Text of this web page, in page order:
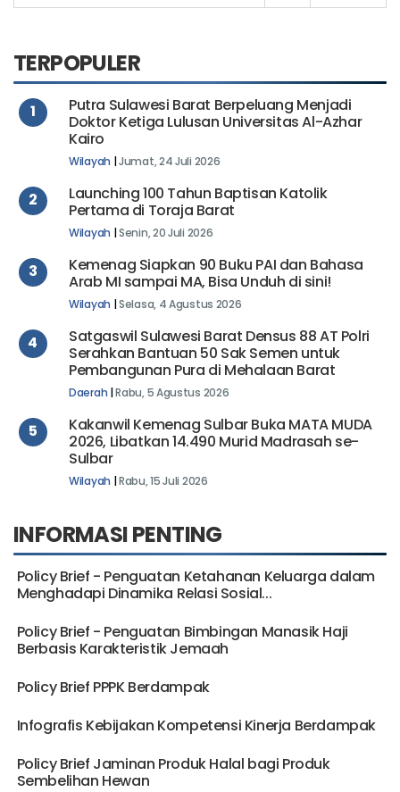
TERPOPULER
1
Putra Sulawesi Barat Berpeluang Menjadi
Doktor Ketiga Lulusan Universitas Al-Azhar
Kairo
Wilayah |Jumat, 24 Juli 2026
2
Launching 100 Tahun Baptisan Katolik
Pertama di Toraja Barat
Wilayah |Senin, 20 Juli 2026
3
Kemenag Siapkan 90 Buku PAI dan Bahasa
Arab MI sampai MA, Bisa Unduh di sini!
Wilayah |Selasa, 4 Agustus 2026
4
Satgaswil Sulawesi Barat Densus 88 AT Polri
Serahkan Bantuan 50 Sak Semen untuk
Pembangunan Pura di Mehalaan Barat
Daerah |Rabu, 5 Agustus 2026
5
Kakanwil Kemenag Sulbar Buka MATA MUDA
2026, Libatkan 14.490 Murid Madrasah se-
Sulbar
Wilayah |Rabu, 15 Juli 2026
INFORMASI PENTING
Policy Brief - Penguatan Ketahanan Keluarga dalam
Menghadapi Dinamika Relasi Sosial...
Policy Brief - Penguatan Bimbingan Manasik Haji
Berbasis Karakteristik Jemaah
Policy Brief PPPK Berdampak
Infografis Kebijakan Kompetensi Kinerja Berdampak
Policy Brief Jaminan Produk Halal bagi Produk
Sembelihan Hewan